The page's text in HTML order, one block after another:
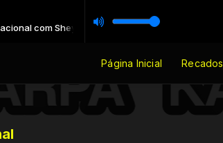
com Sheyla Mello
Nem Lixo - Lulu Santos
Página Inicial Recados